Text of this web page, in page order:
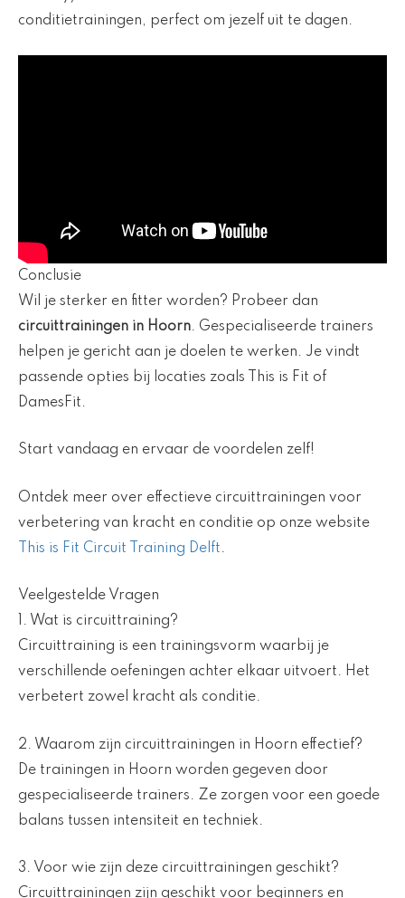
conditietrainingen, perfect om jezelf uit te dagen.
Conclusie
Wil je sterker en fitter worden? Probeer dan
circuittrainingen in Hoorn. Gespecialiseerde trainers
helpen je gericht aan je doelen te werken. Je vindt
passende opties bij locaties zoals This is Fit of
DamesFit.
Start vandaag en ervaar de voordelen zelf!
Ontdek meer over effectieve circuittrainingen voor
verbetering van kracht en conditie op onze website
This is Fit Circuit Training Delft.
Veelgestelde Vragen
1. Wat is circuittraining?
Circuittraining is een trainingsvorm waarbij je
verschillende oefeningen achter elkaar uitvoert. Het
verbetert zowel kracht als conditie.
2. Waarom zijn circuittrainingen in Hoorn effectief?
De trainingen in Hoorn worden gegeven door
gespecialiseerde trainers. Ze zorgen voor een goede
balans tussen intensiteit en techniek.
3. Voor wie zijn deze circuittrainingen geschikt?
Circuittrainingen zijn geschikt voor beginners en